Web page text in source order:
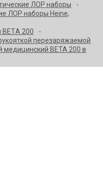
ЛОР наборы
ЛОР наборы Heine,
ВЕТA 200
перезаряжаемой
медицинский BETA 200 в